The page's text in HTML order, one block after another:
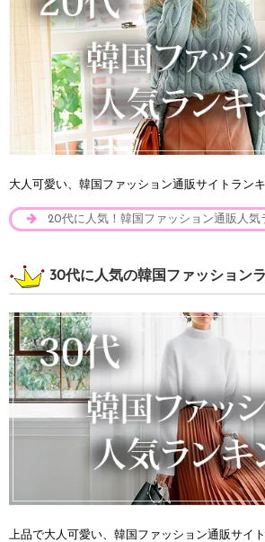
大人可愛い、韓国ファッション通販サイトラン
20代に人気！韓国ファッション通販人気
30代に人気の韓国ファッション
上品で大人可愛い、韓国ファッション通販サイ